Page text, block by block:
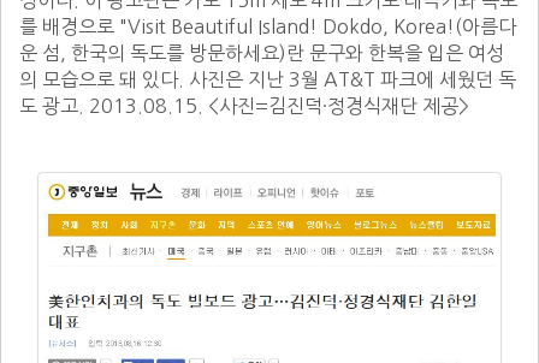
를 배경으로 "Visit Beautiful Island! Dokdo, Korea!(아름다
운 섬, 한국의 독도를 방문하세요)란 문구와 한복을 입은 여성
의 모습으로 돼 있다. 사진은 지난 3월 AT&T 파크에 세웠던 독
도 광고. 2013.08.15. <사진=김진덕·정경식재단 제공>